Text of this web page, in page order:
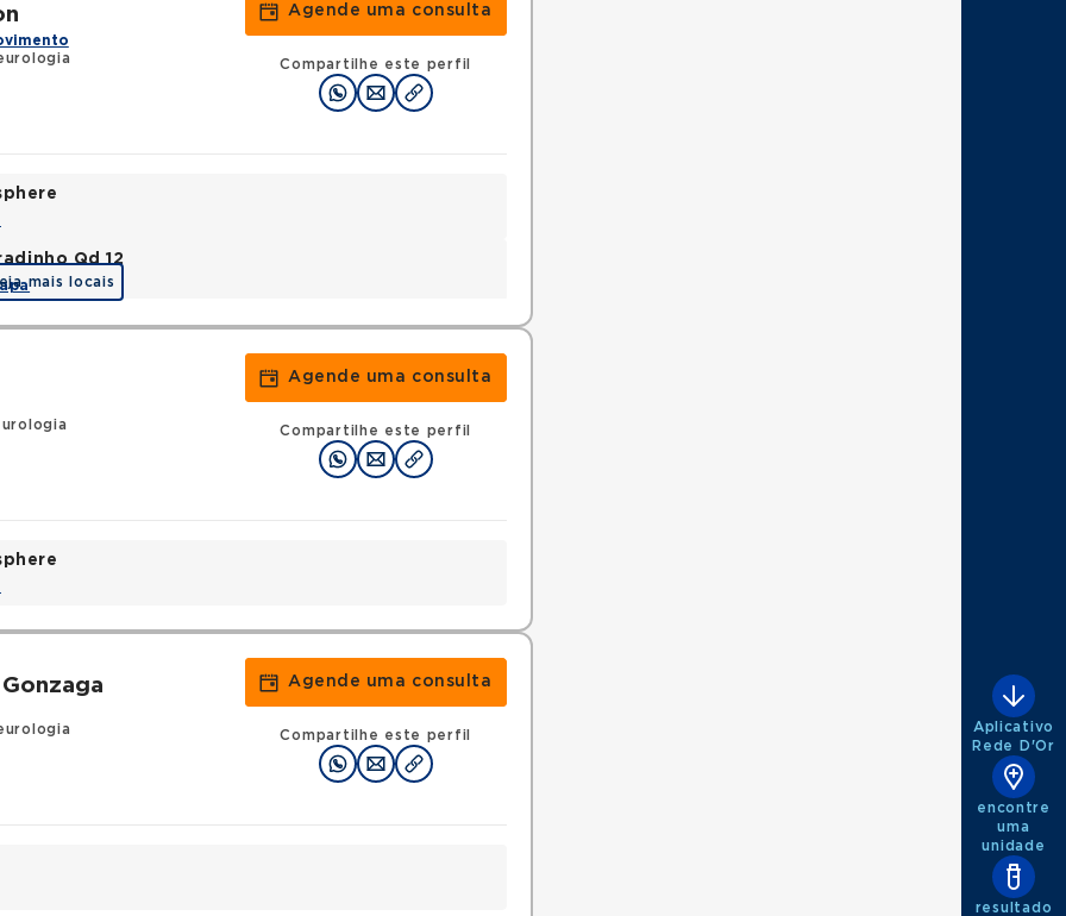
Agende uma consulta
Compartilhe este perfil
Qd 12
mais locais
Agende uma consulta
Compartilhe este perfil
Agende uma consulta
Compartilhe este perfil
Aplicativo
Rede D'Or
encontre
uma
unidade
resultado